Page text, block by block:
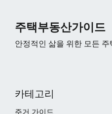
주택부동산가이드
안정적인 삶을 위한 모든
카테고리
주거 가이드